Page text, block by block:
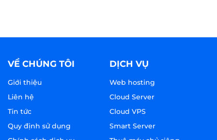
VỀ CHÚNG TÔI
Giới thiệu
Liên hệ
Tin tức
Quy định sử dụng
DỊCH VỤ
Web hosting
Cloud Server
Cloud VPS
Smart Server